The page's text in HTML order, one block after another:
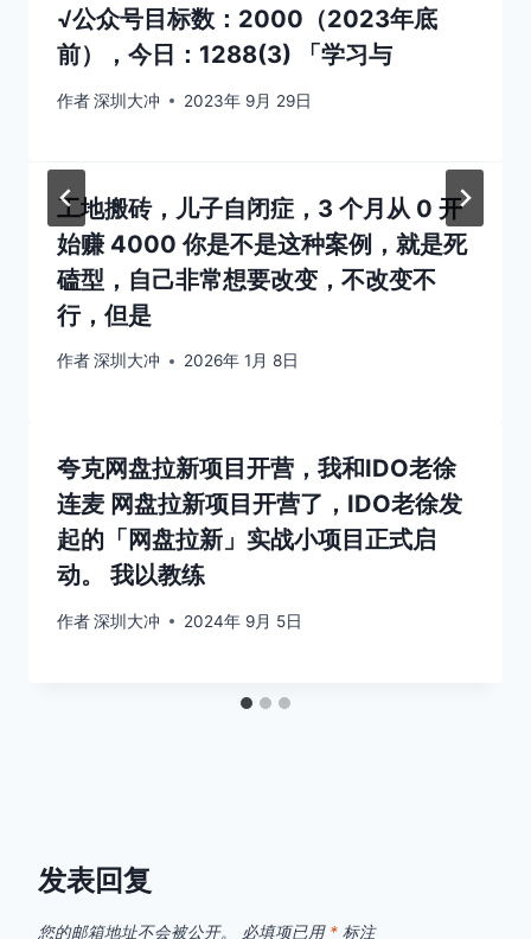
√公众号目标数：2000（2023年底
前），今日：1288(3) 「学习与
作者深圳大冲 2023年 9月 29日
工地搬砖，儿子自闭症，3 个月从 0 开
始赚 4000 你是不是这种案例，就是死
磕型，自己非常想要改变，不改变不
行，但是
作者深圳大冲 2026年 1月 8日
夸克网盘拉新项目开营，我和IDO老徐
连麦 网盘拉新项目开营了，IDO老徐发
起的「网盘拉新」实战小项目正式启
动。 我以教练
作者深圳大冲 2024年 9月 5日
发表回复
您的邮箱地址不会被公开。 必填项已用 * 标注